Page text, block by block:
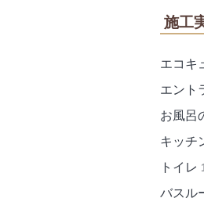
施工
エコキ
エント
お風呂
キッチ
トイレ
バスル